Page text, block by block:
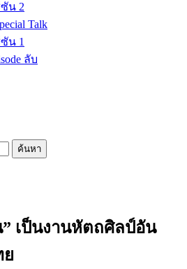
น 2
Talk
น 1
ลับ
” เป็นงานหัตถศิลป์อัน